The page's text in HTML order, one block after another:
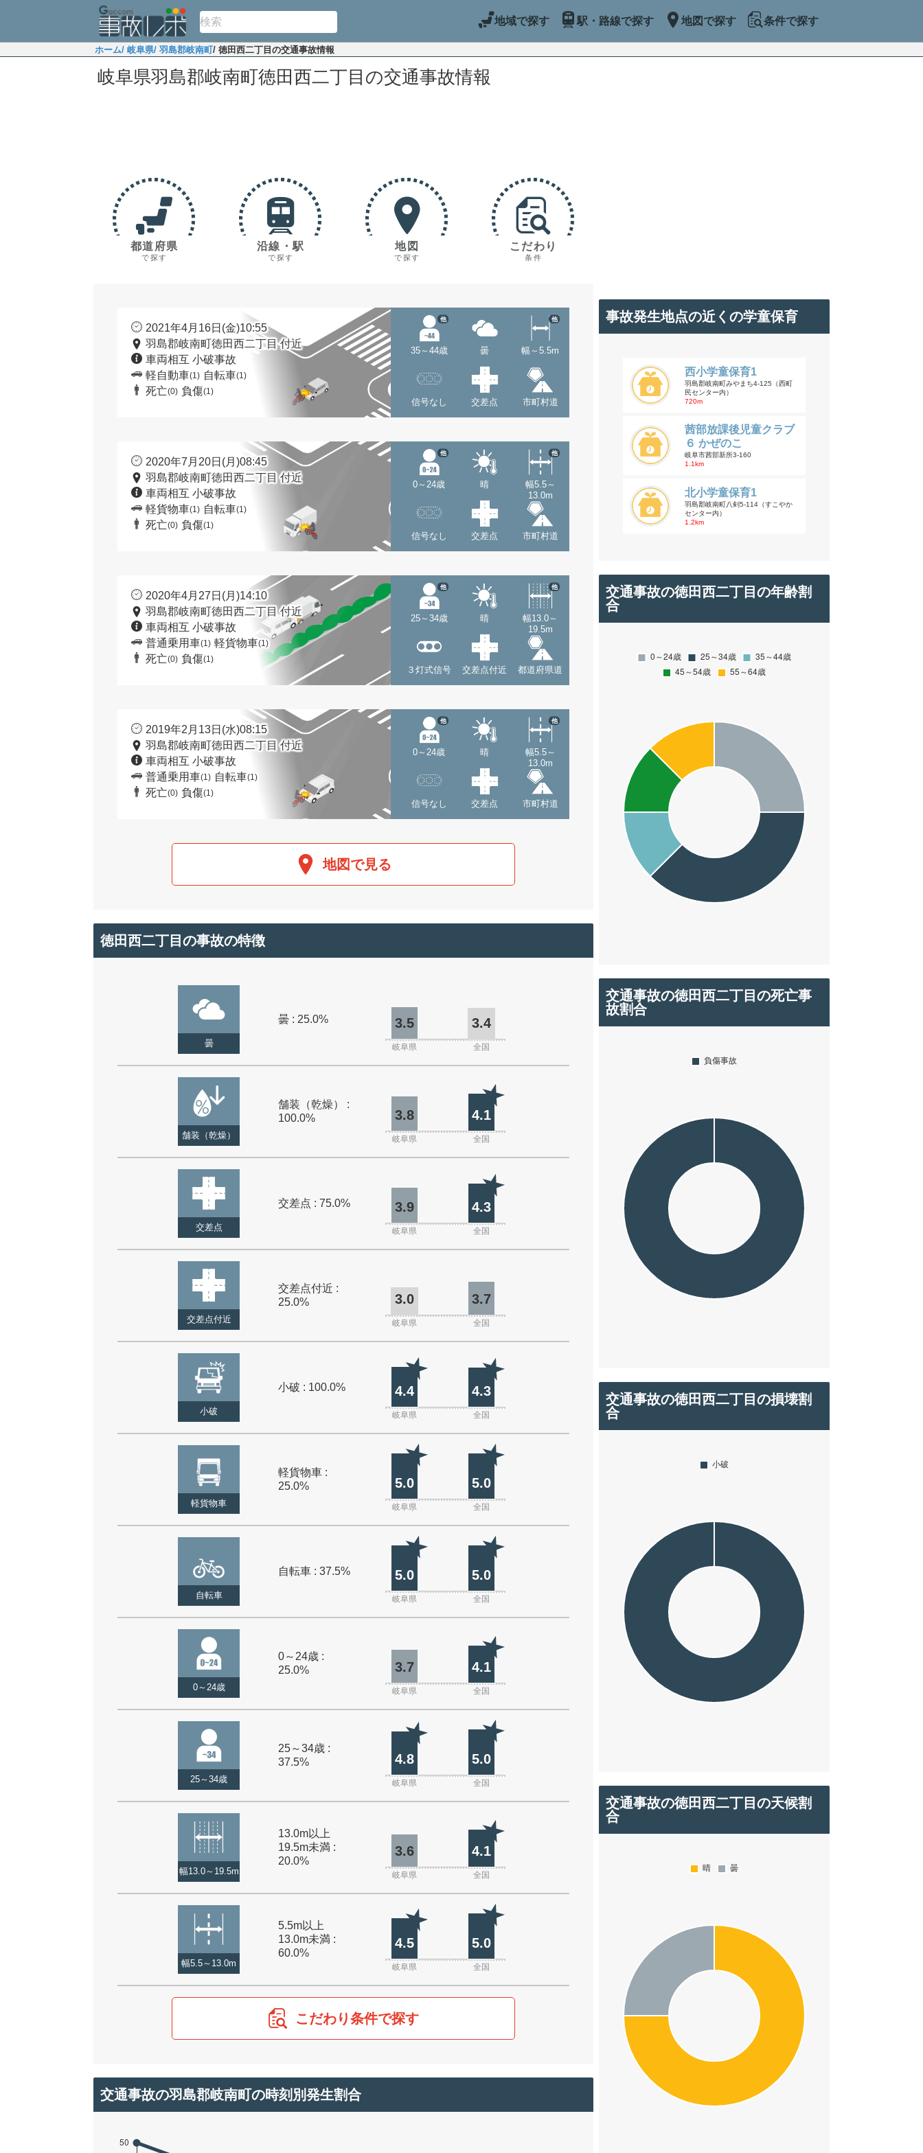
地域で探す 駅・路線で探す 地図で探す 条件で探す
ホーム/ 岐阜県/ 羽島郡岐南町/ 徳田西二丁目の交通事故情報
岐阜県羽島郡岐南町徳田西二丁目の交通事故情報
都道府県
で探す
沿線・駅
で探す
地図
で探す
こだわり
条件
2021年4月16日(金)10:55
羽島郡岐南町徳田西二丁目 付近
車両相互 小破事故
軽自動車(1) 自転車(1)
死亡(0) 負傷(1)
35～44歳
他
曇 幅～5.5m
他
信号なし 交差点 市町村道
2020年7月20日(月)08:45
羽島郡岐南町徳田西二丁目 付近
車両相互 小破事故
軽貨物車(1) 自転車(1)
死亡(0) 負傷(1)
0～24歳
他
晴
幅5.5～
13.0m
他
信号なし 交差点 市町村道
2020年4月27日(月)14:10
羽島郡岐南町徳田西二丁目 付近
車両相互 小破事故
普通乗用車(1) 軽貨物車(1)
死亡(0) 負傷(1)
25～34歳
他
晴
幅13.0～
19.5m
他
３灯式信号 交差点付近 都道府県道
2019年2月13日(水)08:15
羽島郡岐南町徳田西二丁目 付近
車両相互 小破事故
普通乗用車(1) 自転車(1)
死亡(0) 負傷(1)
0～24歳
他
晴
幅5.5～
13.0m
他
信号なし 交差点 市町村道
地図で見る
徳田西二丁目の事故の特徴
曇
曇 : 25.0% 3.5 3.4
岐阜県 全国
舗装（乾燥）
舗装（乾燥） :
100.0%
3.8 4.1
岐阜県 全国
交差点
交差点 : 75.0% 3.9 4.3
岐阜県 全国
交差点付近
交差点付近 :
25.0%
3.0 3.7
岐阜県 全国
小破
小破 : 100.0% 4.4 4.3
岐阜県 全国
軽貨物車
軽貨物車 :
25.0%
5.0 5.0
岐阜県 全国
自転車
自転車 : 37.5% 5.0 5.0
岐阜県 全国
0～24歳
0～24歳 :
25.0%
3.7 4.1
岐阜県 全国
25～34歳
25～34歳 :
37.5%
4.8 5.0
岐阜県 全国
幅13.0～19.5m
13.0m以上
19.5m未満 :
20.0%
3.6 4.1
岐阜県 全国
幅5.5～13.0m
5.5m以上
13.0m未満 :
60.0%
4.5 5.0
岐阜県 全国
こだわり条件で探す
交通事故の羽島郡岐南町の時刻別発生割合
事故発生地点の近くの学童保育
西小学童保育1
羽島郡岐南町みやまち4-125（西町
民センター内）
720m
茜部放課後児童クラブ
６ かぜのこ
岐阜市茜部新所3-160
1.1km
北小学童保育1
羽島郡岐南町八剣5-114（すこやか
センター内）
1.2km
交通事故の徳田西二丁目の年齢割
合
交通事故の徳田西二丁目の死亡事
故割合
交通事故の徳田西二丁目の損壊割
合
交通事故の徳田西二丁目の天候割
合